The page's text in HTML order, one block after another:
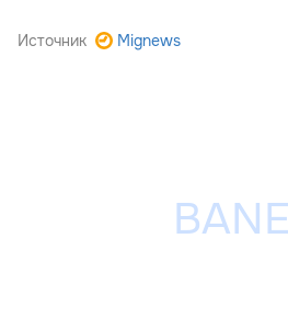
Источник Mignews